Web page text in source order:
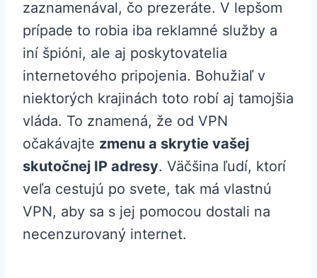
zaznamenával, čo prezeráte. V lepšom
prípade to robia iba reklamné služby a
iní špióni, ale aj poskytovatelia
internetového pripojenia. Bohužiaľ v
niektorých krajinách toto robí aj tamojšia
vláda. To znamená, že od VPN
očakávajte zmenu a skrytie vašej
skutočnej IP adresy. Väčšina ľudí, ktorí
veľa cestujú po svete, tak má vlastnú
VPN, aby sa s jej pomocou dostali na
necenzurovaný internet.